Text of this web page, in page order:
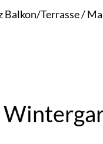
Balkon/Terrasse/